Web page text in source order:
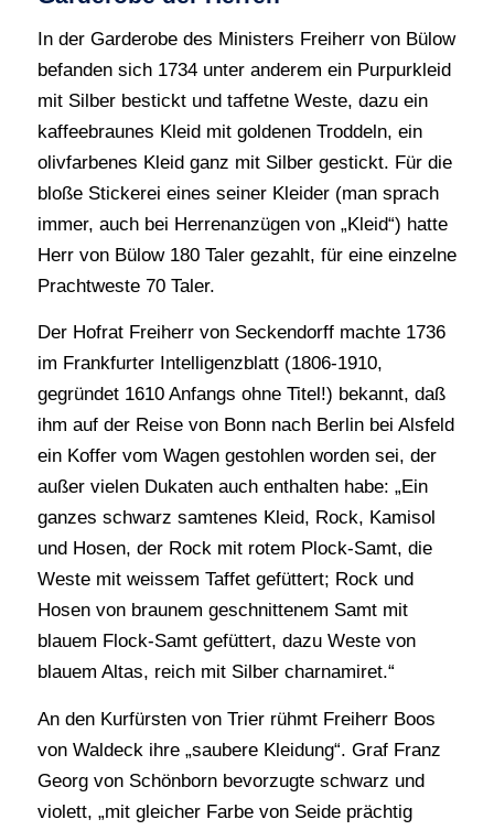
In der Garderobe des Ministers Freiherr von Bülow
befanden sich 1734 unter anderem ein Purpurkleid
mit Silber bestickt und taffetne Weste, dazu ein
kaffeebraunes Kleid mit goldenen Troddeln, ein
olivfarbenes Kleid ganz mit Silber gestickt. Für die
bloße Stickerei eines seiner Kleider (man sprach
immer, auch bei Herrenanzügen von „Kleid“) hatte
Herr von Bülow 180 Taler gezahlt, für eine einzelne
Prachtweste 70 Taler.
Der Hofrat Freiherr von Seckendorff machte 1736
im Frankfurter Intelligenzblatt (1806-1910,
gegründet 1610 Anfangs ohne Titel!) bekannt, daß
ihm auf der Reise von Bonn nach Berlin bei Alsfeld
ein Koffer vom Wagen gestohlen worden sei, der
außer vielen Dukaten auch enthalten habe: „Ein
ganzes schwarz samtenes Kleid, Rock, Kamisol
und Hosen, der Rock mit rotem Plock-Samt, die
Weste mit weissem Taffet gefüttert; Rock und
Hosen von braunem geschnittenem Samt mit
blauem Flock-Samt gefüttert, dazu Weste von
blauem Altas, reich mit Silber charnamiret.“
An den Kurfürsten von Trier rühmt Freiherr Boos
von Waldeck ihre „saubere Kleidung“. Graf Franz
Georg von Schönborn bevorzugte schwarz und
violett, „mit gleicher Farbe von Seide prächtig